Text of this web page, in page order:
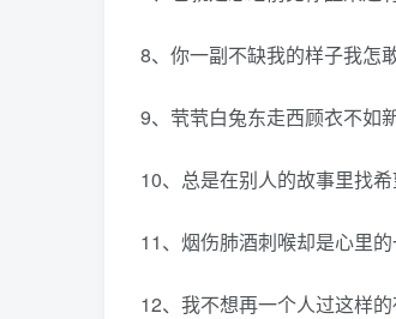
8、你一副不缺我的样子我怎
9、茕茕白兔东走西顾衣不如
10、总是在别人的故事里找
11、烟伤肺酒刺喉却是心里
12、我不想再一个人过这样